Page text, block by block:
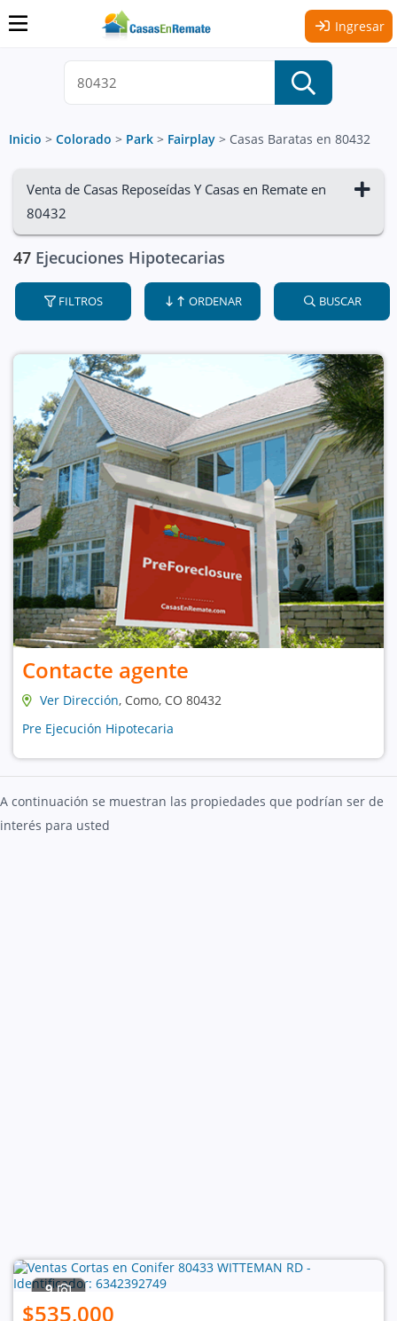
Ingresar
Inicio > Colorado > Park > Fairplay > Casas Baratas en 80432
Venta de Casas Reposeídas Y Casas en Remate en
80432
47 Ejecuciones Hipotecarias
FILTROS ORDENAR BUSCAR
Contacte agente
Ver Dirección, Como, CO 80432
Pre Ejecución Hipotecaria
A continuación se muestran las propiedades que podrían ser de
interés para usted
9
$535,000